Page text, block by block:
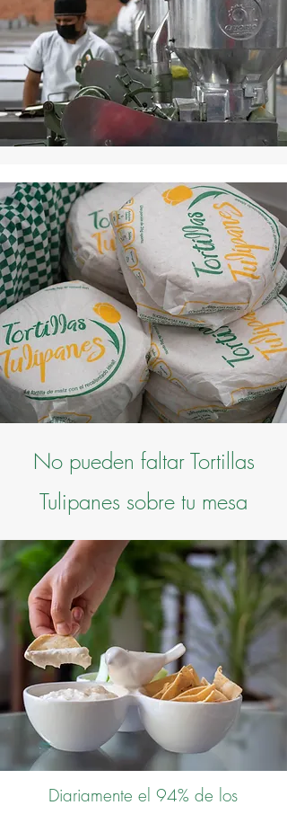
No pueden faltar Tortillas
Tulipanes sobre tu mesa
Diariamente el 94% de los